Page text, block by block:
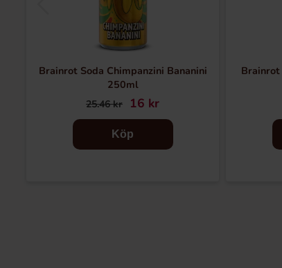
Brainrot Soda Chimpanzini Bananini
250ml
25.46 kr 16 kr
Köp